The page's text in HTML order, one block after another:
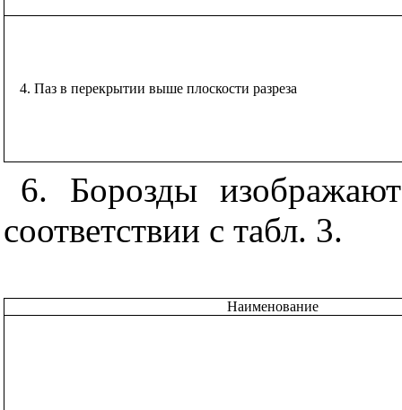
4. Паз в перекрытии выше плоскости разреза
6. Борозды
соответствии с табл. 3.
Наименование